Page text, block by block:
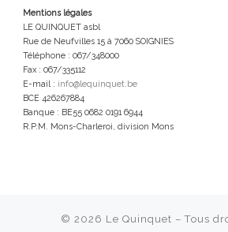
Mentions légales
LE QUINQUET asbl
Rue de Neufvilles 15 à 7060 SOIGNIES
Téléphone : 067/348000
Fax : 067/335112
E-mail : info@lequinquet.be
BCE 426267884
Banque : BE55 0682 0191 6944
R.P.M. Mons-Charleroi, division Mons
© 2026 Le Quinquet – Tous